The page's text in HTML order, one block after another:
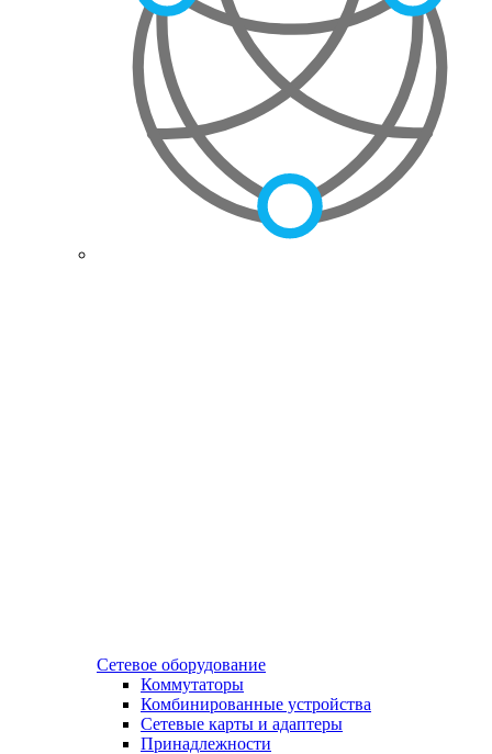
Сетевое оборудование
Коммутаторы
Комбинированные устройства
Сетевые карты и адаптеры
Принадлежности